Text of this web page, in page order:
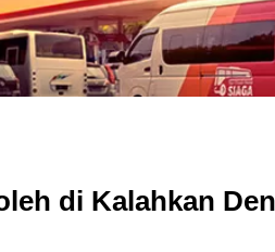
di Kalahkan